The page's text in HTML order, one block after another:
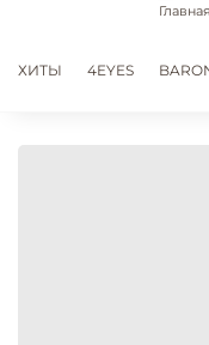
Главная
ХИТЫ 4EYES